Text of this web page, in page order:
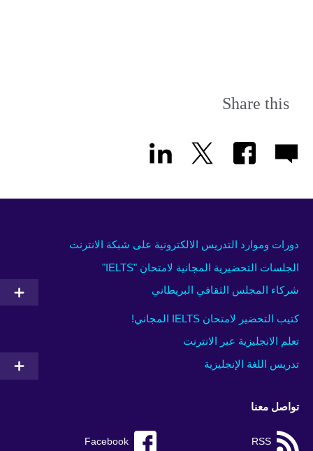
Share this
دورات وموارد التدريس الالكترونية على شبكة الانترنت
الجلسات التحضيرية المجانية لامتحان "IELTS"
شركاء المجلس الثقافي البريطاني
كتيب التحضير لامتحان IELTS المجاني!
تعلم الانجليزية عبر الانترنت
تدريس اللغة الإنجليزية
تواصل معنا
Facebook RSS